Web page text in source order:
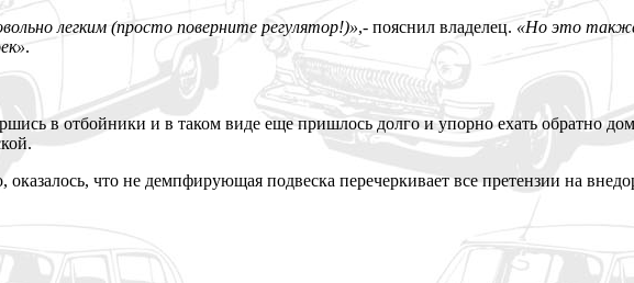
легким (просто поверните регулятор!)»,- пояснил владелец. «Но это также
.
в отбойники и в таком виде еще пришлось долго и упорно ехать обратно
что не демпфирующая подвеска перечеркивает все претензии на